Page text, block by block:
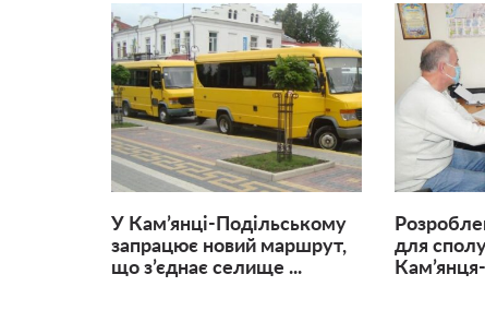
У Кам’янці-Подільському
запрацює новий маршрут,
що з’єднає селище ...
для